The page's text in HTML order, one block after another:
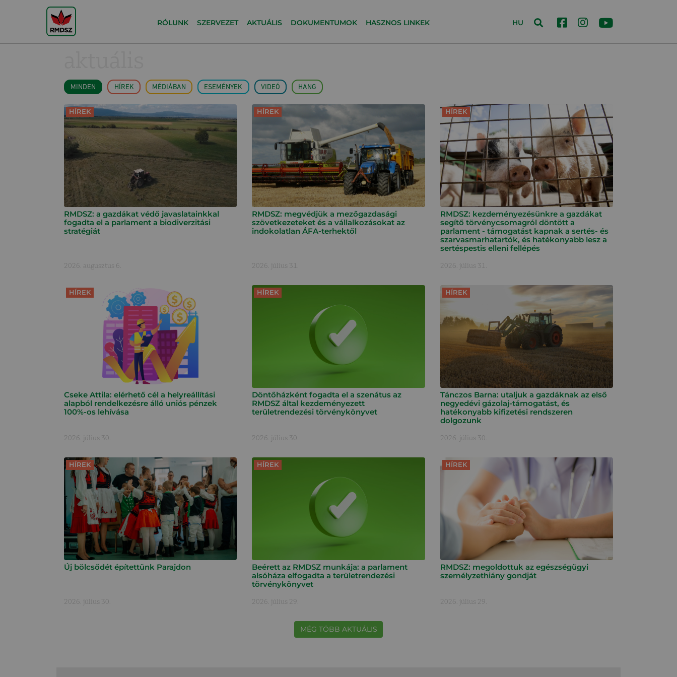
RÓLUNK SZERVEZET AKTUÁLIS DOKUMENTUMOK HASZNOS LINKEK HU
MINDEN HÍREK MÉDIÁBAN ESEMÉNYEK VIDEÓ HANG
HÍREK
RMDSZ: a gazdákat védő javaslatainkkal
fogadta el a parlament a biodiverzitási
stratégiát
2026. augusztus 6.
HÍREK
RMDSZ: megvédjük a mezőgazdasági
szövetkezeteket és a vállalkozásokat az
indokolatlan ÁFA-terhektől
2026. július 31.
HÍREK
RMDSZ: kezdeményezésünkre a gazdákat
segítő törvénycsomagról döntött a
parlament - támogatást kapnak a sertés- és
szarvasmarhatartók, és hatékonyabb lesz a
sertéspestis elleni fellépés
2026. július 31.
HÍREK
Cseke Attila: elérhető cél a helyreállítási
alapból rendelkezésre álló uniós pénzek
100%-os lehívása
2026. július 30.
HÍREK
Döntőházként fogadta el a szenátus az
RMDSZ által kezdeményezett
területrendezési törvénykönyvet
2026. július 30.
HÍREK
Tánczos Barna: utaljuk a gazdáknak az első
negyedévi gázolaj-támogatást, és
hatékonyabb kifizetési rendszeren
dolgozunk
2026. július 30.
HÍREK
Új bölcsődét építettünk Parajdon
2026. július 30.
HÍREK
Beérett az RMDSZ munkája: a parlament
alsóháza elfogadta a területrendezési
törvénykönyvet
2026. július 29.
HÍREK
RMDSZ: megoldottuk az egészségügyi
személyzethiány gondját
2026. július 29.
MÉG TÖBB AKTUÁLIS